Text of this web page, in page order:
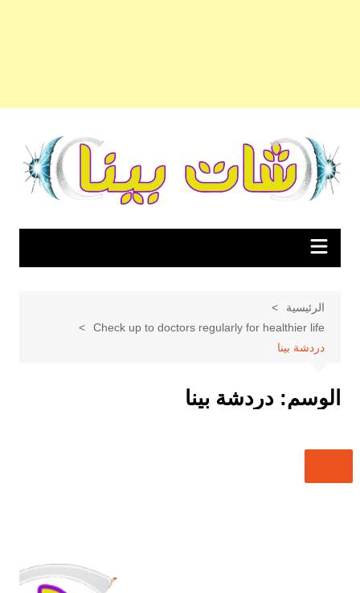
المحتوى
الرئيسية
Check up to doctors regularly for healthier life
دردشة بينا
الوسم: دردشة بينا